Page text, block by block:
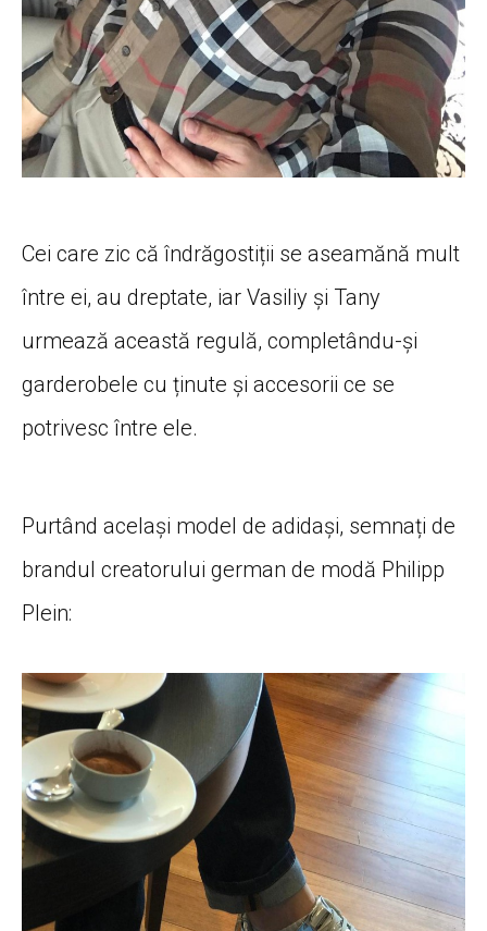
Cei care zic că îndrăgostiții se aseamănă mult
între ei, au dreptate, iar Vasiliy și Tany
urmează această regulă, completându-și
garderobele cu ținute și accesorii ce se
potrivesc între ele.
Purtând același model de adidași, semnați de
brandul creatorului german de modă Philipp
Plein: